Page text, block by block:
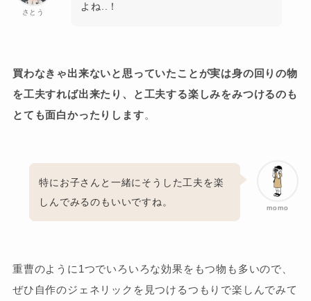
さとう
よね..！
買わなきゃ出来ないと思っていたことが実は身の回りの物
を工夫すれば出来たり、と工夫する楽しみをみつけるのも
とても面白かったりします。
momo
特にお子さんと一緒にそうした工夫を楽
しんでみるのもいいですね。
重曹のように1つでいろいろな効果をもつ物も多いので、
ぜひ自作のジェネリックを見つけるつもりで楽しんでみて